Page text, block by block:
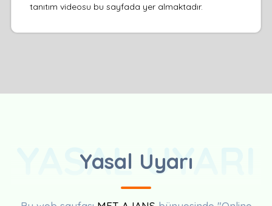
tanıtım videosu bu sayfada yer almaktadır.
Yasal Uyarı
YASAL UYARI